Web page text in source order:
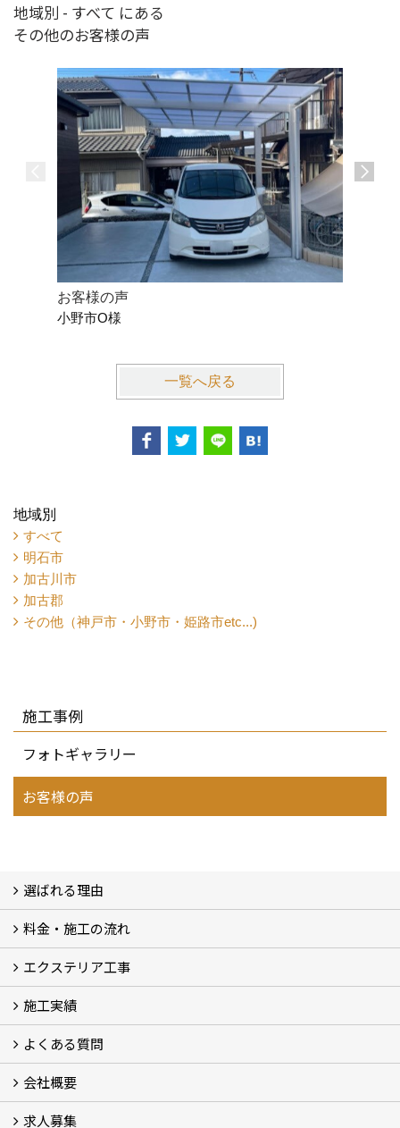
地域別 - すべて にある
その他のお客様の声
お客様の声
小野市O様
一覧へ戻る
地域別
すべて
明石市
加古川市
加古郡
その他（神戸市・小野市・姫路市etc...)
施工事例
フォトギャラリー
お客様の声
選ばれる理由
選ばれる理由
料金・施工の流れ
料金
施工の流れ
エクステリア工事
エクステリア工事
施工実績
フォトギャラリー
メディア紹介・掲載
お客様の声
よくある質問
よくある質問
会社概要
会社概要
アクセス
スタッフ紹介
スタッフブログ
LINE公式アカウント
求人募集